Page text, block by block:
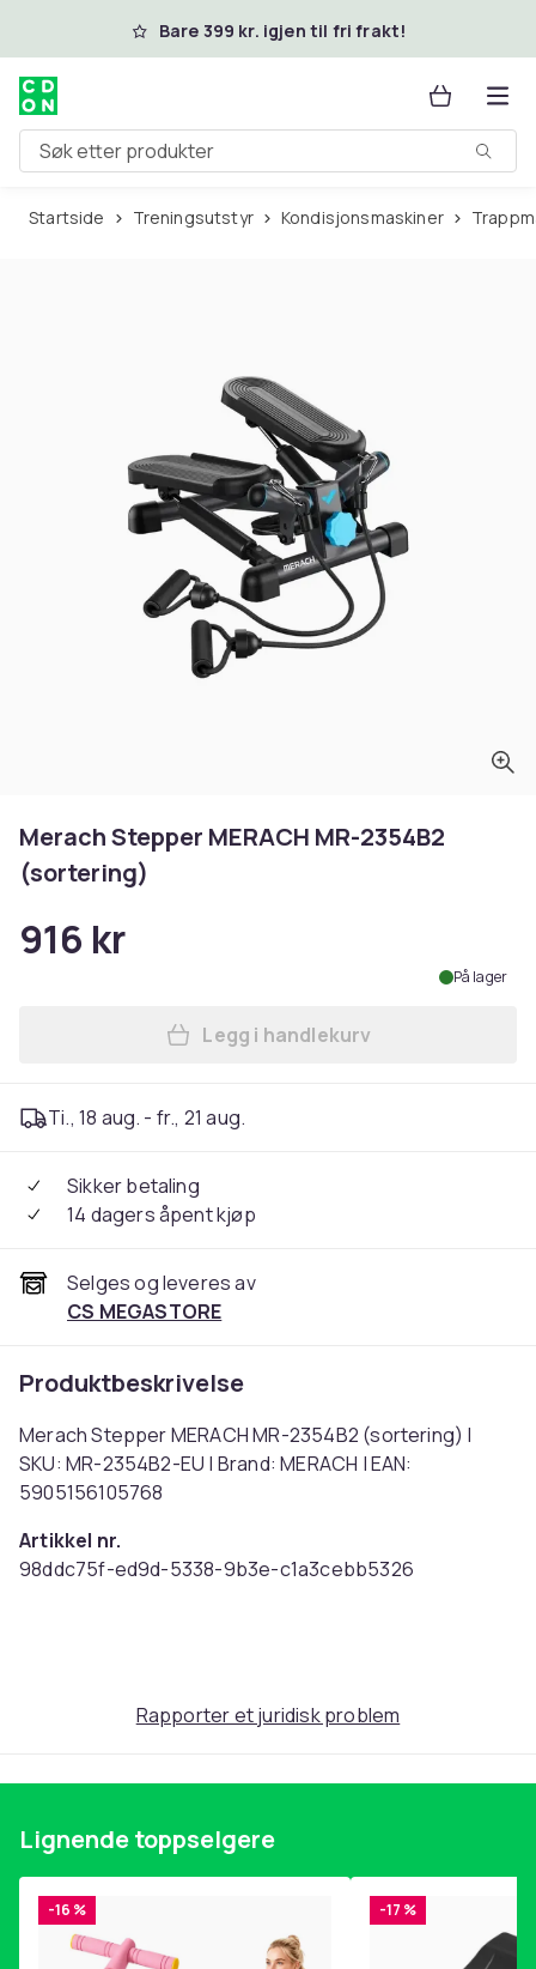
Hopp til hovedinnholdBare 399 kr. igjen til fri frakt!
Søk etter produkter
Startside Treningsutstyr Kondisjonsmaskiner
Merach Stepper MERACH MR-2354B2
(sortering)
916 kr
På lager
Legg Merach Stepper
Legg i handlekurv
Ti., 18 aug. - fr., 21 aug.
Sikker betaling
14 dagers åpent kjøp
Selges og leveres av
CS MEGASTORE
Produktbeskrivelse
Merach Stepper MERACH MR-2354B2 (sortering) |
SKU: MR-2354B2-EU | Brand: MERACH | EAN:
5905156105768
Artikkel nr.
98ddc75f-ed9d-5338-9b3e-c1a3cebb5326
Rapporter et juridisk problem
Lignende toppselgere
-16 % -17 %